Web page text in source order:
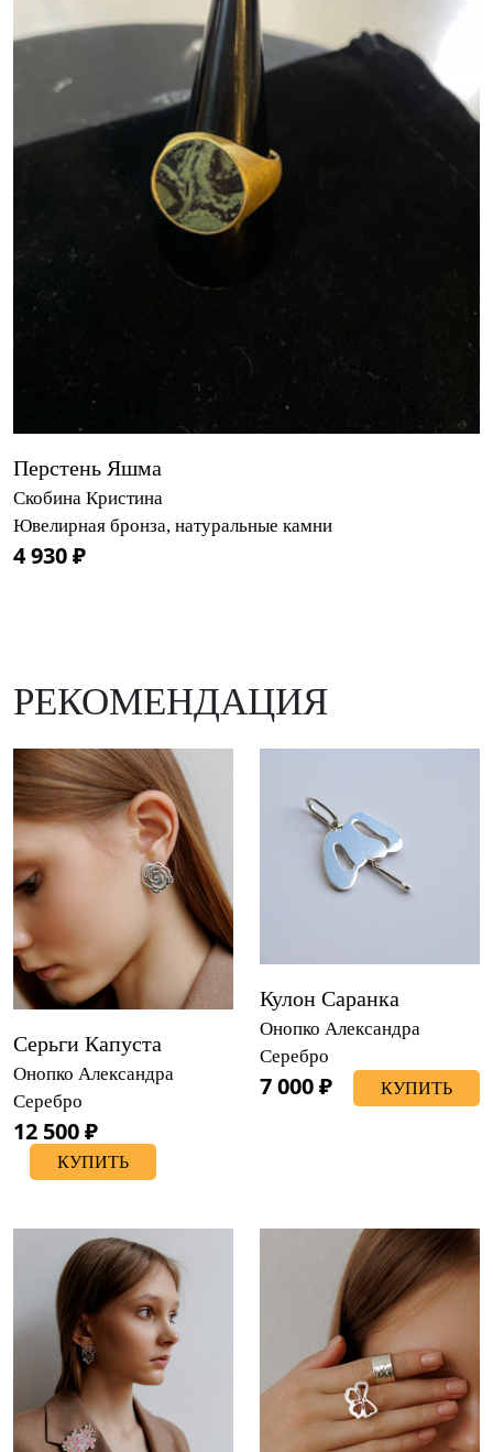
Перстень Яшма
Скобина Кристина
Ювелирная бронза, натуральные камни
4 930 ₽
РЕКОМЕНДАЦИЯ
Серьги Капуста
Онопко Александра
Серебро
12 500 ₽
КУПИТЬ
Кулон Саранка
Онопко Александра
Серебро
7 000 ₽ КУПИТЬ